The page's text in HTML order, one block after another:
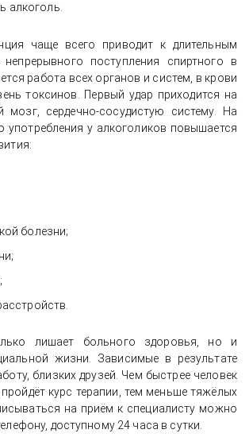
алкоголь.
чаще всего приводит к длительным
поступления спиртного в
работа всех органов и систем, в крови
токсинов. Первый удар приходится на
мозг, сердечно-сосудистую систему. На
употребления у алкоголиков повышается
болезни;
лишает больного здоровья, но и
жизни. Зависимые в результате
близких друзей. Чем быстрее человек
курс терапии, тем меньше тяжёлых
на приём к специалисту можно
доступному 24 часа в сутки.